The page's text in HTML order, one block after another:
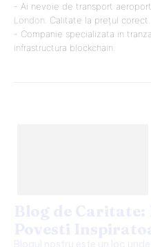
- Ai nevoie de transport
London. Calitate la prețul corect.
- Companie specializata in
infrastructura blockchain.